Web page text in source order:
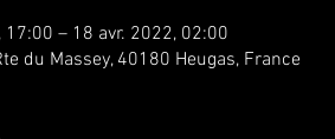
17:00 – 18 avr. 2022, 02:00
du Massey, 40180 Heugas, France